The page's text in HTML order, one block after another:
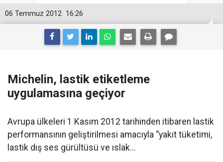
16:26
06 Temmuz 2012
Michelin, lastik etiketleme
uygulamasına geçiyor
Avrupa ülkeleri 1 Kasım 2012 tarihinden itibaren lastik
performansının geliştirilmesi amacıyla ‘’yakıt tüketimi,
lastik dış ses gürültüsü ve ıslak...